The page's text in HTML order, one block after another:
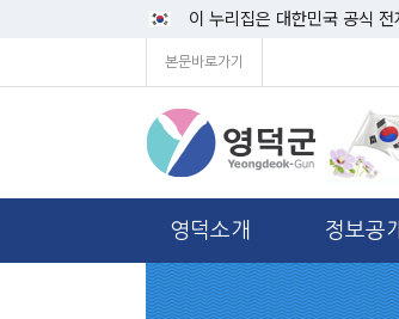
이 누리집은 대한민국 공식
본문바로가기
영덕소개 정보공